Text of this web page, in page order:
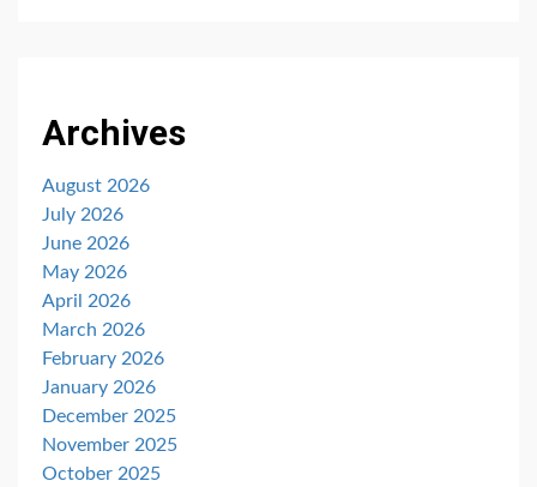
Archives
August 2026
July 2026
June 2026
May 2026
April 2026
March 2026
February 2026
January 2026
December 2025
November 2025
October 2025